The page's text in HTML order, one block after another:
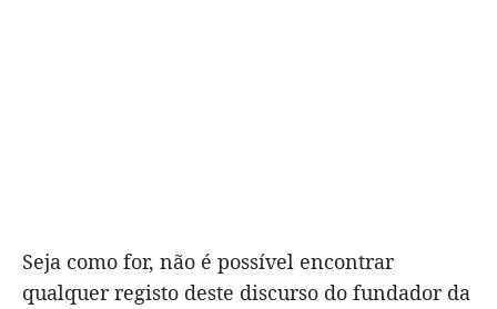
Seja como for, não é possível encontrar
qualquer registo deste discurso do fundador da